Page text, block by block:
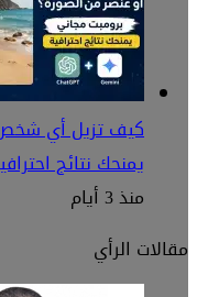
كيف تزيل أي شخص
يمنحك نتائج
منذ 3 أيام
مقالات الرأي